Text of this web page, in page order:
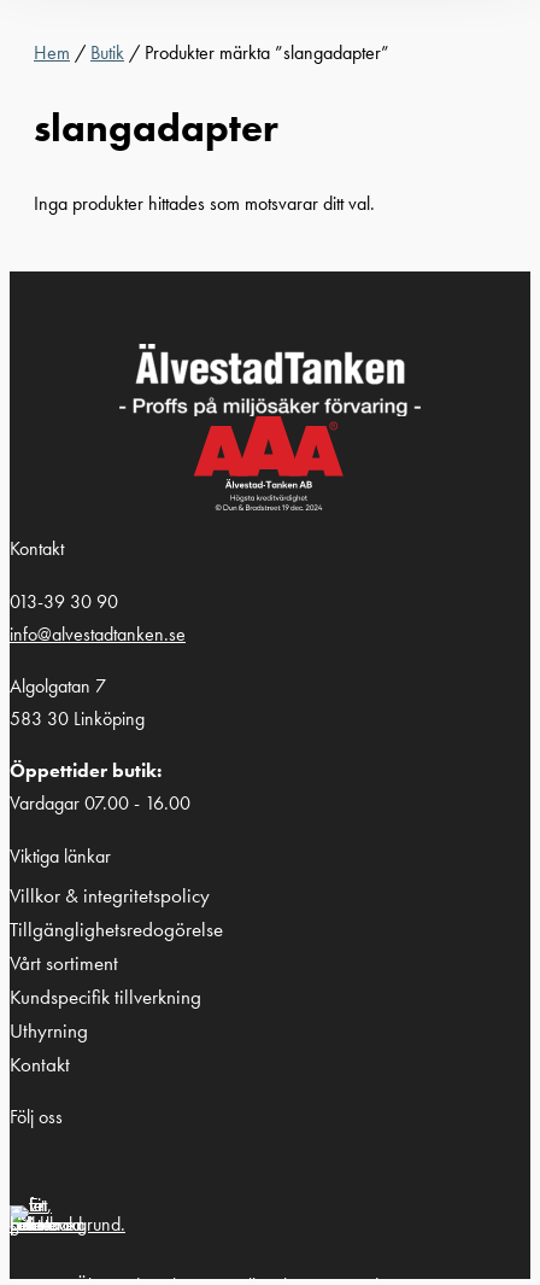
Hem / Butik / Produkter märkta ”slangadapter”
slangadapter
Inga produkter hittades som motsvarar ditt val.
Kontakt
013-39 30 90
info@alvestadtanken.se
Algolgatan 7
583 30 Linköping
Öppettider butik:
Vardagar 07.00 - 16.00
Viktiga länkar
Villkor & integritetspolicy
Tillgänglighetsredogörelse
Vårt sortiment
Kundspecifik tillverkning
Uthyrning
Kontakt
Följ oss